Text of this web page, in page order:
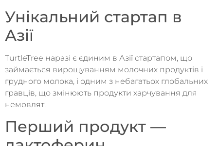
Унікальний стартап в
Азії
TurtleTree наразі є єдиним в Азії стартапом, що
займається вирощуванням молочних продуктів і
грудного молока, і одним з небагатьох глобальних
гравців, що змінюють продукти харчування для
немовлят.
Перший продукт —